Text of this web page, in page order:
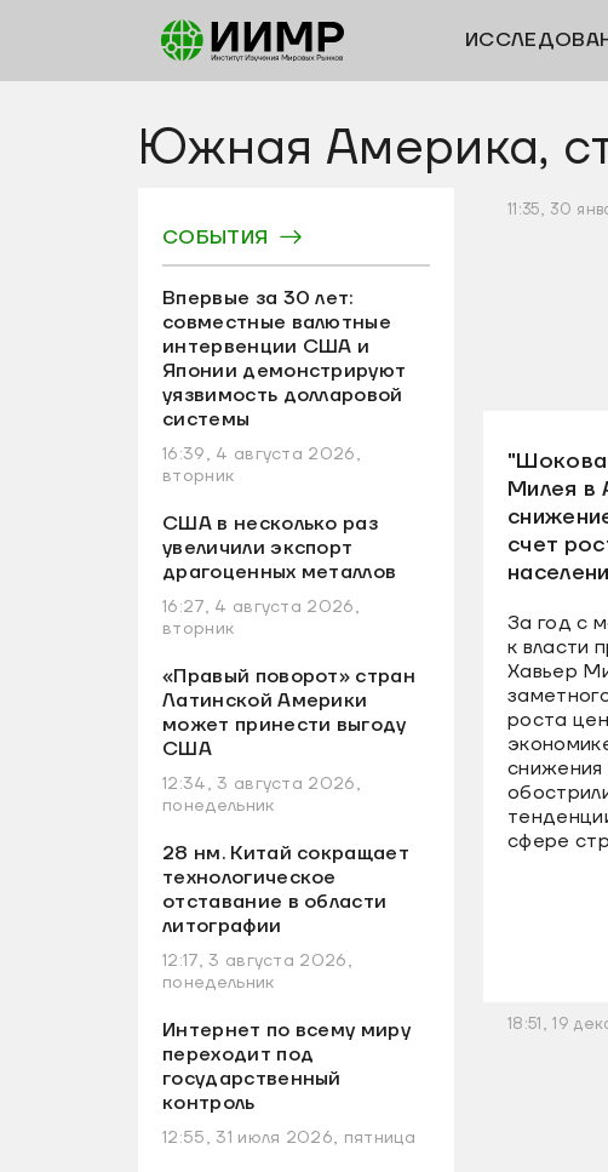
Южная Америка,
11:35, 30
Милея в
счет
За год с
к власти
Хавьер
роста
снижения
сфере
18:51, 19
СОБЫТИЯ
Впервые за 30 лет:
совместные валютные
интервенции США и
Японии демонстрируют
уязвимость долларовой
системы
16:39, 4 августа 2026,
вторник
США в несколько раз
увеличили экспорт
драгоценных металлов
16:27, 4 августа 2026,
вторник
«Правый поворот» стран
Латинской Америки
может принести выгоду
США
12:34, 3 августа 2026,
понедельник
28 нм. Китай сокращает
технологическое
отставание в области
литографии
12:17, 3 августа 2026,
понедельник
Интернет по всему миру
переходит под
государственный
контроль
12:55, 31 июля 2026, пятница